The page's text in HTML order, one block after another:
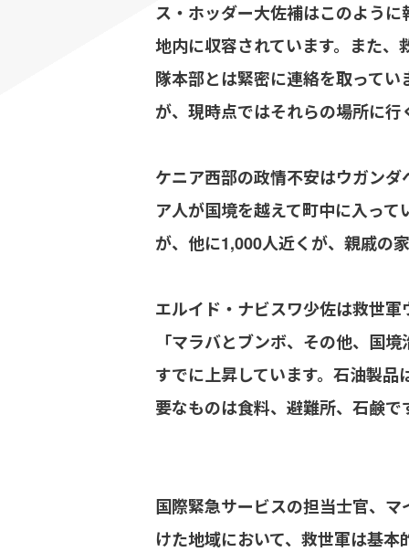
ス・ホッダー大佐補はこのよう
地内に収容されています。また
隊本部とは緊密に連絡を取って
が、現時点ではそれらの場所に
ケニア西部の政情不安はウガン
ア人が国境を越えて町中に入っ
が、他に1,000人近くが、親戚の
エルイド・ナビスワ少佐は救世
「マラバとブンボ、その他、国
すでに上昇しています。石油製
要なものは食料、避難所、石鹸
国際緊急サービスの担当士官、
けた地域において、救世軍は基